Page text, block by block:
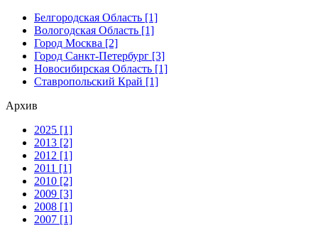
Белгородская Область [1]
Вологодская Область [1]
Город Москва [2]
Город Санкт-Петербург [3]
Новосибирская Область [1]
Ставропольский Край [1]
Архив
2025 [1]
2013 [2]
2012 [1]
2011 [1]
2010 [2]
2009 [3]
2008 [1]
2007 [1]